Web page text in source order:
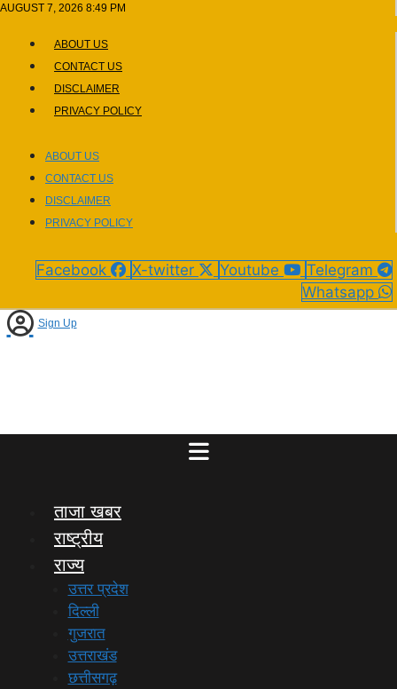
Skip
AUGUST 7, 2026 8:49 PM
ABOUT US
CONTACT US
DISCLAIMER
PRIVACY POLICY
ABOUT US
CONTACT US
DISCLAIMER
PRIVACY POLICY
Facebook X-twitter Youtube
Telegram
Whatsapp
Sign Up
ताजा खबर
राष्ट्रीय
राज्य
उत्तर प्रदेश
दिल्ली
गुजरात
उत्तराखंड
छत्तीसगढ़